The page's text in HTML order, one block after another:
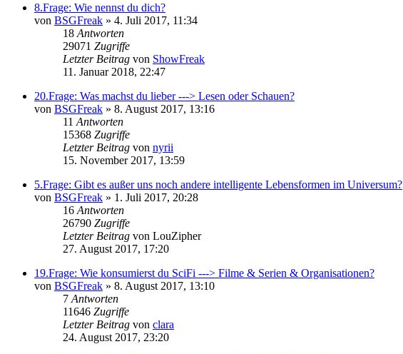
8.Frage: Wie nennst du dich?
von BSGFreak » 4. Juli 2017, 11:34
18 Antworten
29071 Zugriffe
Letzter Beitrag von ShowFreak
11. Januar 2018, 22:47
20.Frage: Was machst du lieber ---> Lesen oder Schauen?
von BSGFreak » 8. August 2017, 13:16
11 Antworten
15368 Zugriffe
Letzter Beitrag von nyrii
15. November 2017, 13:59
5.Frage: Gibt es außer uns noch andere intelligente Lebensformen im Universum?
von BSGFreak » 1. Juli 2017, 20:28
16 Antworten
26790 Zugriffe
Letzter Beitrag von LouZipher
27. August 2017, 17:20
19.Frage: Wie konsumierst du SciFi ---> Filme & Serien & Organisationen?
von BSGFreak » 8. August 2017, 13:10
7 Antworten
11646 Zugriffe
Letzter Beitrag von clara
24. August 2017, 23:20